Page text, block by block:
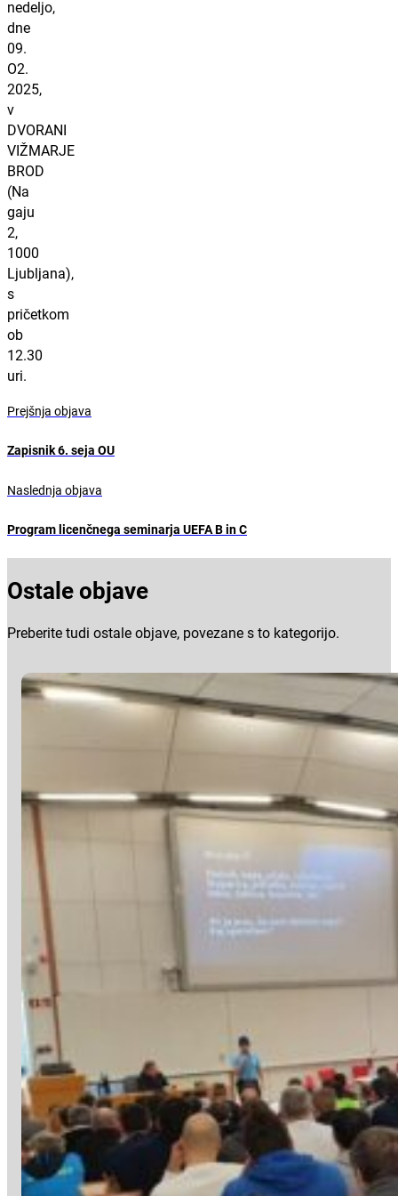
nedeljo,
dne
09.
O2.
2025,
v
DVORANI
VIŽMARJE
BROD
(Na
gaju
2,
1000
Ljubljana),
s
pričetkom
ob
12.30
uri.
Prejšnja objava
Zapisnik 6. seja OU
Naslednja objava
Program licenčnega seminarja UEFA B in C
Ostale objave
Preberite tudi ostale objave, povezane s to kategorijo.